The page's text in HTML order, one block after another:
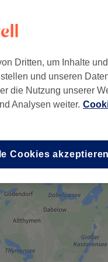
Dritten, um Inhalte
und unseren
die Nutzung unserer
Analysen weiter.
Cookies akzeptieren